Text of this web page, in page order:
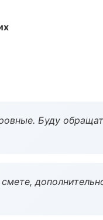
Буду